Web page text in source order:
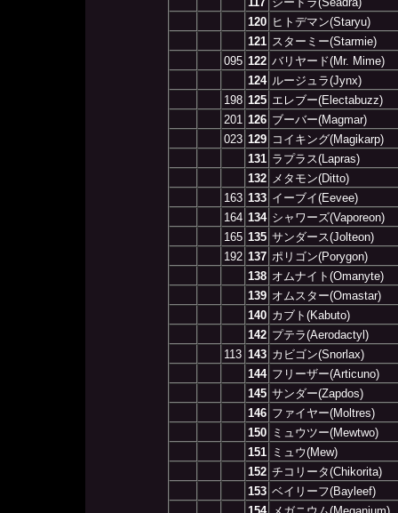
120 ヒトデマン(Staryu)
121 スターミー(Starmie)
095 122 バリヤード(Mr. Mime)
124 ルージュラ(Jynx)
198 125 エレブー(Electabuzz)
201 126 ブーバー(Magmar)
023 129 コイキング(Magikarp)
131 ラプラス(Lapras)
132
メタモン(Ditto)
163 133 イーブイ(Eevee)
164 134 シャワーズ(Vaporeon)
165 135 サンダース(Jolteon)
192 137 ポリゴン(Porygon)
138 オムナイト(Omanyte)
139 オムスター(Omastar)
140 カブト(Kabuto)
142 プテラ(Aerodactyl)
113 143 カビゴン(Snorlax)
144 フリーザー(Articuno)
145 サンダー(Zapdos)
146 ファイヤー(Moltres)
150
ミュウツー(Mewtwo)
151
ミュウ(Mew)
152 チコリータ(Chikorita)
153 ベイリーフ(Bayleef)